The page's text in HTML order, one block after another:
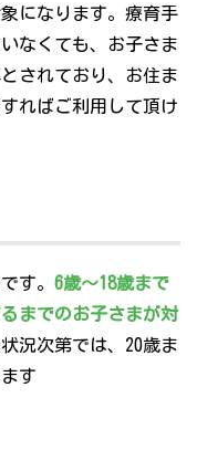
になります。療育手
なくても、お子さま
されており、お住ま
ればご利用して頂け
す。 6歳～18歳まで
までのお子さまが対
況次第では、20歳ま
す